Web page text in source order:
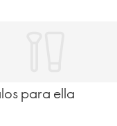
para ella